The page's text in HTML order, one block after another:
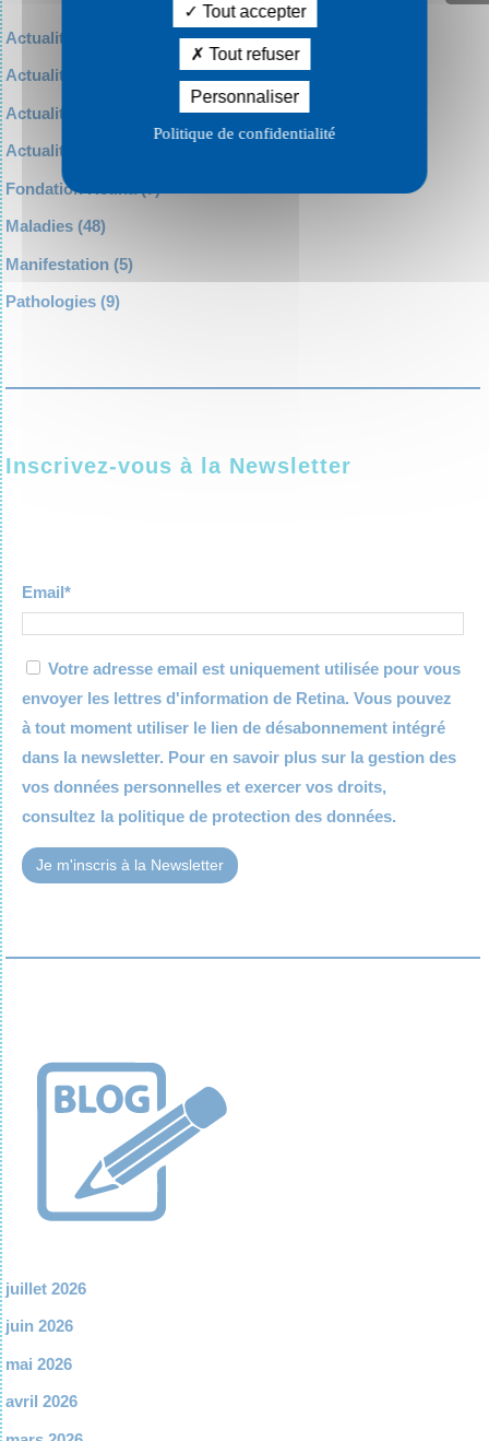
Tout accepter
Tout refuser
Personnaliser
Politique de confidentialité
Actualité diverse
Actualité recherche (19)
Actualité Retina
Actualité sociale
Fondation Retina
Maladies (48)
Manifestation (5)
Pathologies (9)
Inscrivez-vous à la Newsletter
Email*
Votre adresse email est uniquement utilisée pour vous
envoyer les lettres d'information de Retina. Vous pouvez
à tout moment utiliser le lien de désabonnement intégré
dans la newsletter. Pour en savoir plus sur la gestion des
vos données personnelles et exercer vos droits,
consultez la politique de protection des données.
juillet 2026
juin 2026
mai 2026
avril 2026